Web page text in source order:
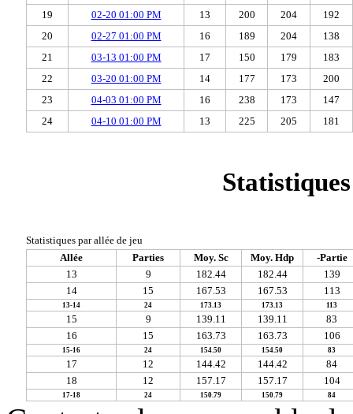
19
02-20 01:00 PM 13 200 204
192
20
02-27 01:00 PM 16 189 204
138
21
03-13 01:00 PM 17 150 179
183
22
03-20 01:00 PM 14 177 173
200
23
04-03 01:00 PM 16 238 173
147
24
04-10 01:00 PM 13 225 205 181
Statistiques par allée de jeu
Allée
Parties Moy. Sc Moy. Hdp
-Partie
13
9 182.44 182.44
139
14
15 167.53 167.53 113
13-14 24 173.13 173.13 113
15 9 139.11 139.11
83
16
15 163.73 163.73 106
15-16 24 154.50 154.50 83
17 12 144.42 144.42
84
18
12 157.17 157.17 104
17-18 24 150.79 150.79 84